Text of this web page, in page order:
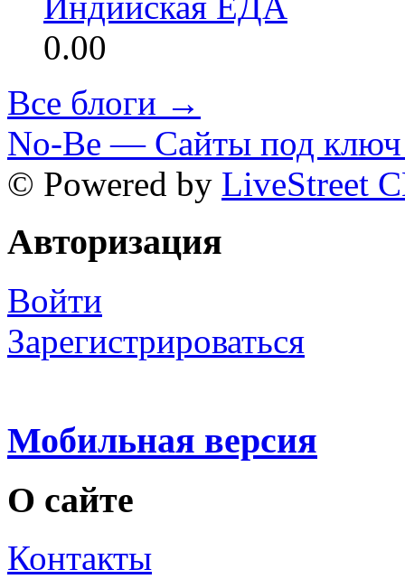
0.00
Все блоги →
No-Be — Сайты под ключ
© Powered by LiveStreet
Авторизация
Войти
Зарегистрироваться
Мобильная версия
О сайте
Контакты